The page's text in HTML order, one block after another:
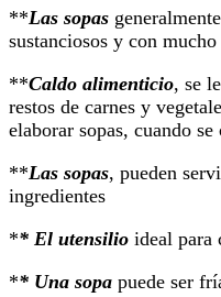
**Las sopas
sustanciosos y con mucho
**Caldo alimenticio, se
restos de carnes y
elaborar sopas, cuando
**Las sopas, pueden
ingredientes
** El utensilio ideal para
** Una sopa puede ser